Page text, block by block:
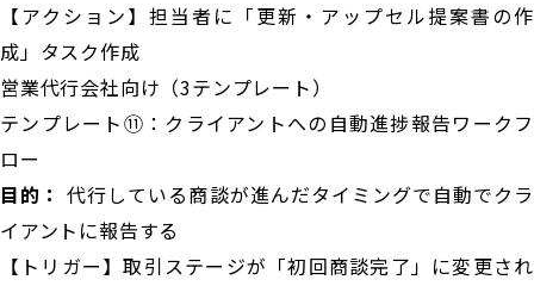
【アクション】担当者に「更新・アップセル提案書の作
成」タスク作成
営業代行会社向け（3テンプレート）
テンプレート⑪：クライアントへの自動進捗報告ワークフ
ロー
目的： 代行している商談が進んだタイミングで自動でクラ
イアントに報告する
【トリガー】取引ステージが「初回商談完了」に変更され